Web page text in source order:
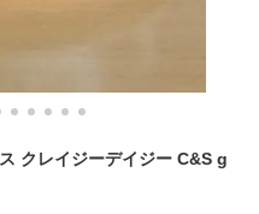
クレイジーデイジー C&S g